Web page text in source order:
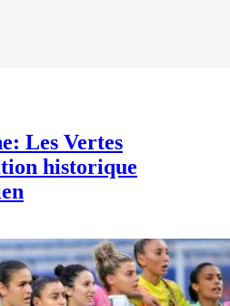
Les Vertes
historique